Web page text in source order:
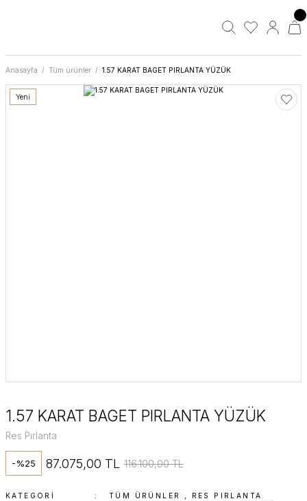
Anasayfa Tüm ürünler 1.57 KARAT BAGET PIRLANTA YÜZÜK
Yeni
1.57 KARAT BAGET PIRLANTA YÜZÜK
Res Pırlanta
-%25 87.075,00 TL 116.100,00 TL
KATEGORI TÜM ÜRÜNLER
RES PIRLANTA